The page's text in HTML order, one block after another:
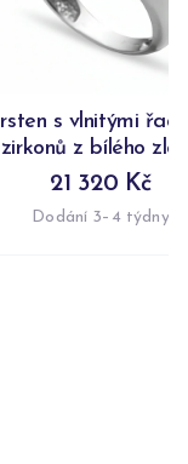
s vlnitými
zirkonů z bílého
21 320 Kč
Dodání 3–4 týdny